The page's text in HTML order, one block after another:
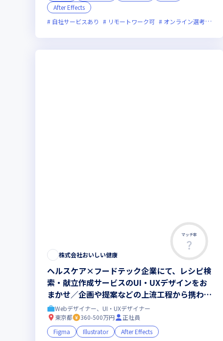
After Effects
自社サービスあり
リモートワーク可 オンライン選考可
マッチ率
株式会社おいしい健康
ヘルスケア×フードテック企業にて、レシピ検
索・献立作成サービスのUI・UXデザインをお
まかせ／企画や提案などの上流工程から携わ
り、より良いプロダクトを開発
Webデザイナー、UI・UXデザイナー
東京都
360-500万円
正社員
Figma
Illustrator
After Effects